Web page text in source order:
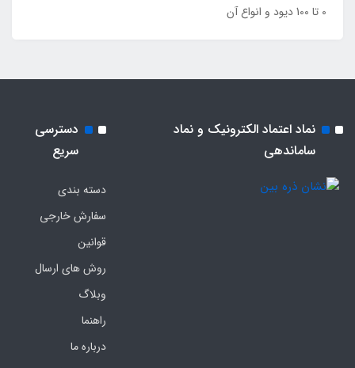
0 تا 100 دیود و انواع آن
نماد اعتماد الکترونیک و نماد
ساماندهی
دسترسی
سریع
دسته بندی
سفارش خارجی
قوانین
روش های ارسال
وبلاگ
راهنما
درباره ما